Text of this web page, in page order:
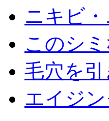
ニキビ
このシ
毛穴を
エイジ